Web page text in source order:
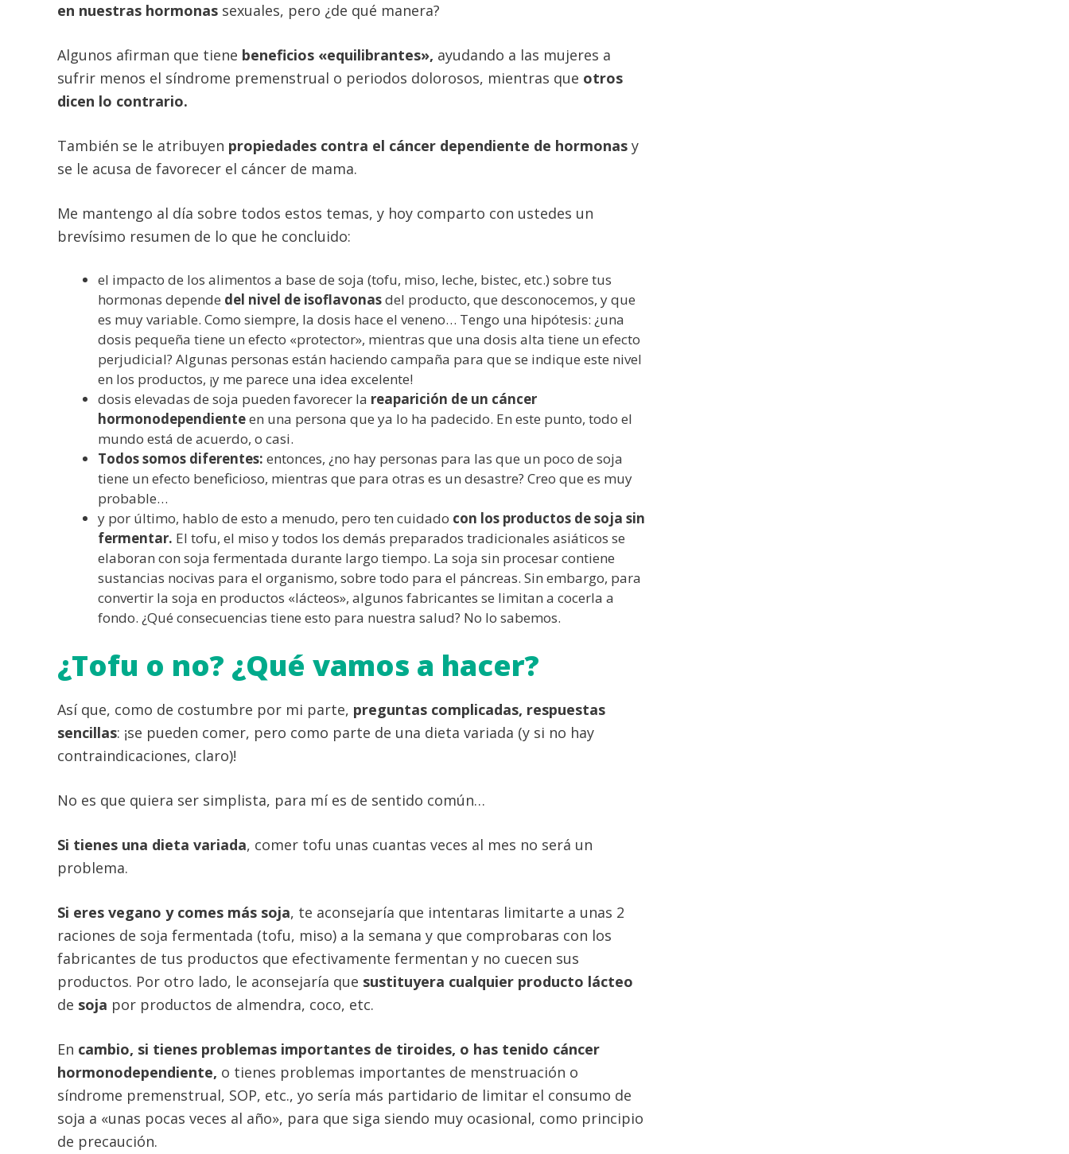
en nuestras hormonas sexuales, pero ¿de qué manera?
Algunos afirman que tiene beneficios «equilibrantes», ayudando a las mujeres a
sufrir menos el síndrome premenstrual o periodos dolorosos, mientras que otros
dicen lo contrario.
También se le atribuyen propiedades contra el cáncer dependiente de hormonas y
se le acusa de favorecer el cáncer de mama.
Me mantengo al día sobre todos estos temas, y hoy comparto con ustedes un
brevísimo resumen de lo que he concluido:
el impacto de los alimentos a base de soja (tofu, miso, leche, bistec, etc.) sobre tus
hormonas depende del nivel de isoflavonasdel producto, que desconocemos, y que
es muy variable. Como siempre, la dosis hace el veneno… Tengo una hipótesis: ¿una
dosis pequeña tiene un efecto «protector», mientras que una dosis alta tiene un efecto
perjudicial? Algunas personas están haciendo campaña para que se indique este nivel
en los productos, ¡y me parece una idea excelente!
dosis elevadas de soja pueden favorecer la reaparición de un cáncer
hormonodependienteen una persona que ya lo ha padecido. En este punto, todo el
mundo está de acuerdo, o casi.
Todos somos diferentes: entonces, ¿no hay personas para las que un poco de soja
tiene un efecto beneficioso, mientras que para otras es un desastre? Creo que es muy
probable…
y por último, hablo de esto a menudo, pero ten cuidado con los productos de soja sin
fermentar. El tofu, el miso y todos los demás preparados tradicionales asiáticos se
elaboran con soja fermentada durante largo tiempo. La soja sin procesar contiene
sustancias nocivas para el organismo, sobre todo para el páncreas. Sin embargo, para
convertir la soja en productos «lácteos», algunos fabricantes se limitan a cocerla a
fondo. ¿Qué consecuencias tiene esto para nuestra salud? No lo sabemos.
¿Tofu o no? ¿Qué vamos a hacer?
Así que, como de costumbre por mi parte, preguntas complicadas, respuestas
sencillas: ¡se pueden comer, pero como parte de una dieta variada (y si no hay
contraindicaciones, claro)!
No es que quiera ser simplista, para mí es de sentido común…
Si tienes una dieta variada, comer tofu unas cuantas veces al mes no será un
problema.
Si eres vegano y comes más soja, te aconsejaría que intentaras limitarte a unas 2
raciones de soja fermentada (tofu, miso) a la semana y que comprobaras con los
fabricantes de tus productos que efectivamente fermentan y no cuecen sus
productos. Por otro lado, le aconsejaría que sustituyera cualquier producto lácteo
de soja por productos de almendra, coco, etc.
En cambio, si tienes problemas importantes de tiroides, o has tenido cáncer
hormonodependiente, o tienes problemas importantes de menstruación o
síndrome premenstrual, SOP, etc., yo sería más partidario de limitar el consumo de
soja a «unas pocas veces al año», para que siga siendo muy ocasional, como principio
de precaución.